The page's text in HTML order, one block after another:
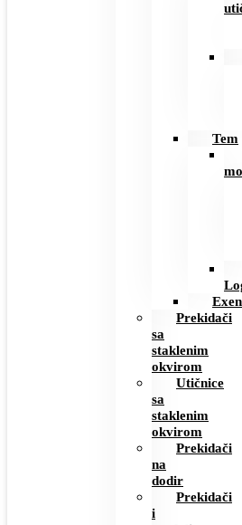
Tem
Exen
Prekidači
sa
staklenim
okvirom
Utičnice
sa
staklenim
okvirom
Prekidači
na
dodir
Prekidači
i